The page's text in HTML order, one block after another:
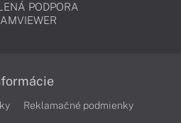
PODPORA
Reklamačné podmienky